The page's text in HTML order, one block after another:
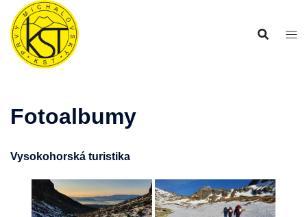
Preskočiť
obsah
Fotoalbumy
Vysokohorská turistika